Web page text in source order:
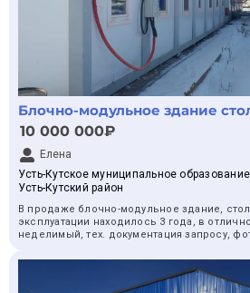
Блочно-модульное здание
10 000 000₽
Елена
Усть-Кутское муниципальное образование
Усть-Кутский район
В продаже блочно-модульное здание,
эксплуатации находилось 3 года, в
неделимый, тех. документация запросу,
Иркутского завода полимеров в городе
область) демонтажные и погрузочные
осуществляется силами